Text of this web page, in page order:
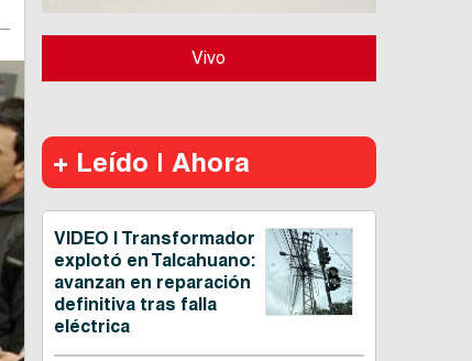
Vivo
+ Leído | Ahora
VIDEO | Transformador
explotó en Talcahuano:
avanzan en reparación
definitiva tras falla
eléctrica